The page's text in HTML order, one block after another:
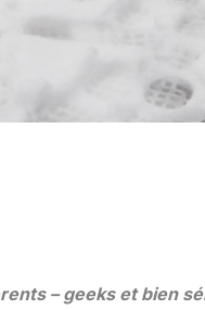
– geeks et bien